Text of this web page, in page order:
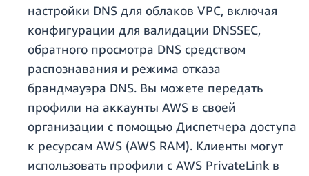
настройки DNS для облаков VPC, включая
конфигурации для валидации DNSSEC,
обратного просмотра DNS средством
распознавания и режима отказа
брандмауэра DNS. Вы можете передать
профили на аккаунты AWS в своей
организации с помощью Диспетчера доступа
к ресурсам AWS (AWS RAM). Клиенты могут
использовать профили с AWS PrivateLink в